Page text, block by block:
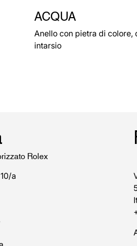
ACQUA
Anello con pietra di colore,
intarsio
Rolex
a